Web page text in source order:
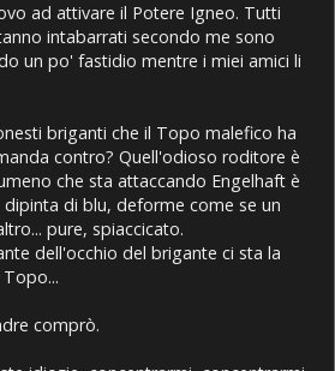
ad attivare il Potere Igneo. Tutti
intabarrati secondo me sono
un po' fastidio mentre i miei amici li
briganti che il Topo malefico ha
contro? Quell'odioso roditore è
che sta attaccando Engelhaft è
di blu, deforme come se un
pure, spiaccicato.
dell'occhio del brigante ci sta la
comprò.